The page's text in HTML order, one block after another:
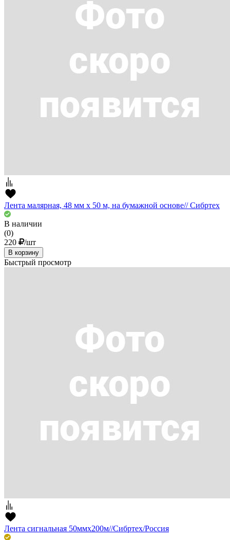
Лента малярная, 48 мм х 50 м, на бумажной основе// Сибртех
В наличии
(0)
220
/шт
В корзину
Быстрый просмотр
Лента сигнальная 50ммх200м//Сибртех/Россия